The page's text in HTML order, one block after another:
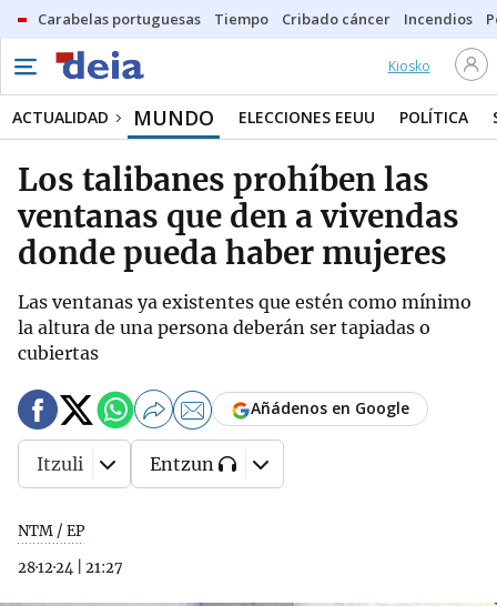
Carabelas portuguesas Tiempo Cribado cáncer Incendios
Kiosko
ACTUALIDAD MUNDO ELECCIONES EEUU POLÍTICA
Los talibanes prohíben las
ventanas que den a vivendas
donde pueda haber mujeres
Las ventanas ya existentes que estén como mínimo
la altura de una persona deberán ser tapiadas o
cubiertas
NTM / EP
28·12·24
21:27
Añádenos en Google
Itzuli Entzun